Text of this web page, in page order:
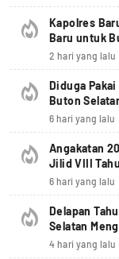
Kapolres
Baru untuk
2 hari yang lalu
Diduga
Buton
6 hari yang lalu
Angakatan
Jilid VIII
6 hari yang lalu
Delapan
Selatan
4 hari yang lalu